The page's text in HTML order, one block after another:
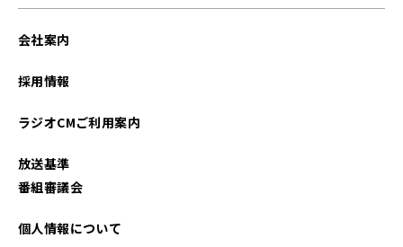
会社案内
採用情報
ラジオCMご利用案内
放送基準
番組審議会
個人情報について